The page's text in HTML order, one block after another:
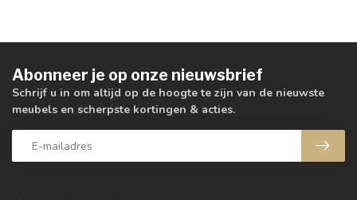
Abonneer je op onze nieuwsbrief
Schrijf u in om altijd op de hoogte te zijn van de nieuwste
meubels en scherpste kortingen & acties.